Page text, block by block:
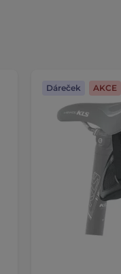
Dáreček AKCE